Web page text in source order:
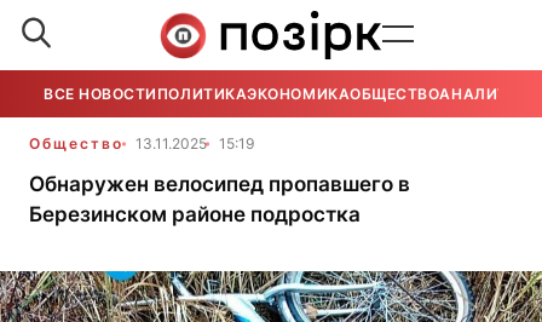
ВСЕ НОВОСТИ ПОЛИТИКАЭКОНОМИКАОБЩЕСТВОАНАЛИТИКА
Общество 13.11.2025 15:19
Обнаружен велосипед пропавшего в
Березинском районе подростка